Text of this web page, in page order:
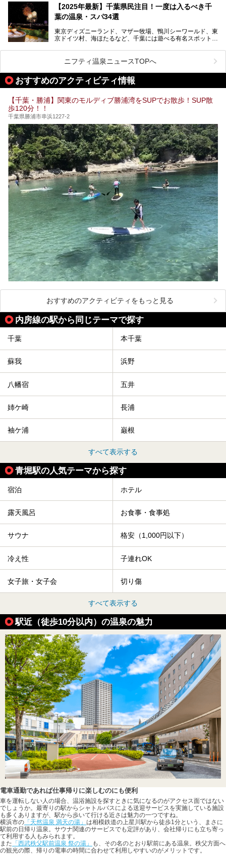
設備も天然温泉の露天風呂、サウナ、岩盤浴のほか、高濃度
炭酸泉、海の見えるお休み処や食事処、展望抜群の屋上ま
で、年代を問わずたっぷり楽しめます。
今回は人気のこの施設の中でも、特におススメしたい3つの
ポイントについて厳選してお届けします。読めばきっと、行
【2025年最新】千葉県民注目！一度は入るべき千
葉の温泉・スパ34選
東京ディズニーランド、マザー牧場、鴨川シーワールド、東
京ドイツ村、海ほたるなど、千葉には遊べる有名スポットが
県で生まれ、千葉県で育ち、つい最近まで千葉在住だった私
がお勧めする、一度は入るべき千葉の温泉・スパ34選をま
とめました。
ニフティ温泉ニュースTOPへ
おすすめのアクティビティ情報
【千葉・勝浦】関東のモルディブ勝浦湾をSUPでお散歩！SUP散
歩120分！！
千葉県勝浦市串浜1227-2
おすすめのアクティビティをもっと見る
内房線の駅から同じテーマで探す
千葉 本千葉
蘇我 浜野
八幡宿 五井
姉ケ崎 長浦
袖ケ浦 巌根
すべて表示する
青堀駅の人気テーマから探す
宿泊 ホテル
露天風呂 お食事・食事処
サウナ 格安（1,000円以下）
冷え性 子連れOK
女子旅・女子会 切り傷
すべて表示する
駅近（徒歩10分以内）の温泉の魅力
電車通勤であれば仕事帰りに楽しむのにも便利
車を運転しない人の場合、温浴施設を探すときに気になるのがアクセス面ではない
でしょうか。最寄りの駅からシャトルバスによる送迎サービスを実施している施設
も多くありますが、駅から歩いて行ける近さは魅力の一つですね。
横浜市の 「天然温泉 満天の湯」 は相模鉄道の上星川駅から徒歩1分という、まさに
駅前の日帰り温泉。サウナ関連のサービスでも定評があり、会社帰りにも立ち寄っ
て利用する人もみられます。
また 「西武秩父駅前温泉 祭の湯」
も、その名のとおり駅前にある温泉。秩父方面へ
の観光の際、帰りの電車の時間に合わせて利用しやすいのがメリットです。